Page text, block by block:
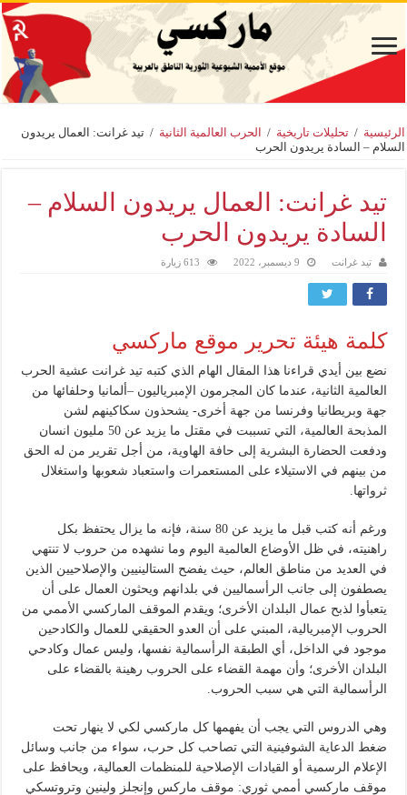
الرئيسية / تحليلات تاريخية / الحرب العالمية الثانية / تيد غرانت: العمال يريدون
السلام – السادة يريدون الحرب
تيد غرانت: العمال يريدون السلام –
السادة يريدون الحرب
تيد غرانت 9 ديسمبر، 2022 613 زيارة
كلمة هيئة تحرير موقع ماركسي
نضع بين أيدي قراءنا هذا المقال الهام الذي كتبه تيد غرانت عشية الحرب
العالمية الثانية، عندما كان المجرمون الإمبرياليون –ألمانيا وحلفائها من
جهة وبريطانيا وفرنسا من جهة أخرى- يشحذون سكاكينهم لشن
المذبحة العالمية، التي تسببت في مقتل ما يزيد عن 50 مليون انسان
ودفعت الحضارة البشرية إلى حافة الهاوية، من أجل تقرير من له الحق
من بينهم في الاستيلاء على المستعمرات واستعباد شعوبها واستغلال
ثرواتها.
ورغم أنه كتب قبل ما يزيد عن 80 سنة، فإنه ما يزال يحتفظ بكل
راهنيته، في ظل الأوضاع العالمية اليوم وما نشهده من حروب لا تنتهي
في العديد من مناطق العالم، حيث يفضح الستالينيين والإصلاحيين الذين
يصطفون إلى جانب الرأسماليين في بلدانهم ويحثون العمال على أن
يتعبأوا لذبح عمال البلدان الأخرى؛ ويقدم الموقف الماركسي الأممي من
الحروب الإمبريالية، المبني على أن العدو الحقيقي للعمال والكادحين
موجود في الداخل، أي الطبقة الرأسمالية نفسها، وليس عمال وكادحي
البلدان الأخرى؛ وأن مهمة القضاء على الحروب رهينة بالقضاء على
الرأسمالية التي هي سبب الحروب.
وهي الدروس التي يجب أن يفهمها كل ماركسي لكي لا ينهار تحت
ضغط الدعاية الشوفينية التي تصاحب كل حرب، سواء من جانب وسائل
الإعلام الرسمية أو القيادات الإصلاحية للمنظمات العمالية، ويحافظ على
موقف ماركسي أممي ثوري: موقف ماركس وإنجلز ولينين وتروتسكي